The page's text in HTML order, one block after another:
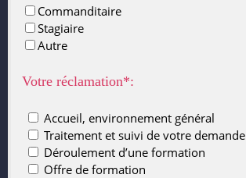
Commanditaire
Stagiaire
Autre
Votre réclamation*:
Accueil, environnement général
Traitement et suivi de votre demande
Déroulement d’une formation
Offre de formation